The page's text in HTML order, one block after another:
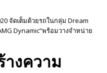
จัดเต็มด้วยรถในกลุ่ม Dream
Dynamic”พร้อมวางจำหน่าย
างความ